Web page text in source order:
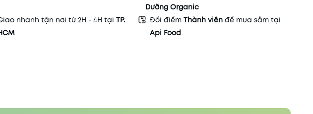
Dưỡng Organic
nhanh tận nơi từ 2H - 4H tạiTP.
Đổi điểm Thành viên để mua sắm tại
Api Food